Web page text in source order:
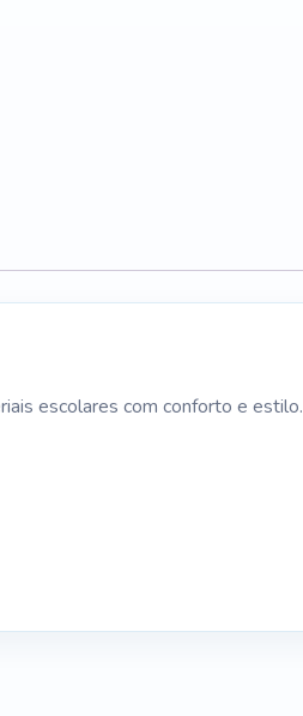
escolares com conforto e estilo.